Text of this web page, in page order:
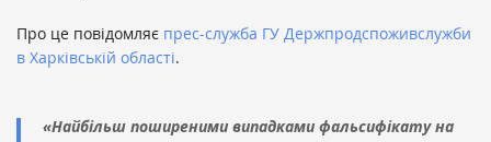
Про це повідомляє прес-служба ГУ Держпродспоживслужби
в Харківській області.
«Найбільш поширеними випадками фальсифікату на